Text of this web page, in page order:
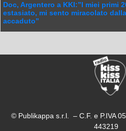
Doc, Argentero a KKI:”I miei primi
estasiato, mi sento miracolato
accaduto”
© Publikappa s.r.l. – C.F. e P.IVA
443219